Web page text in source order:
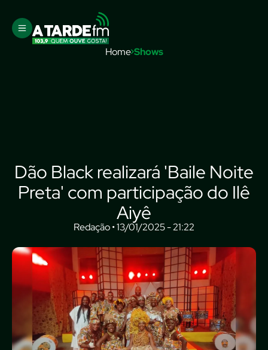
Home Shows
Dão Black realizará 'Baile Noite
Preta' com participação do Ilê
Aiyê
Redação • 13/01/2025 - 21:22